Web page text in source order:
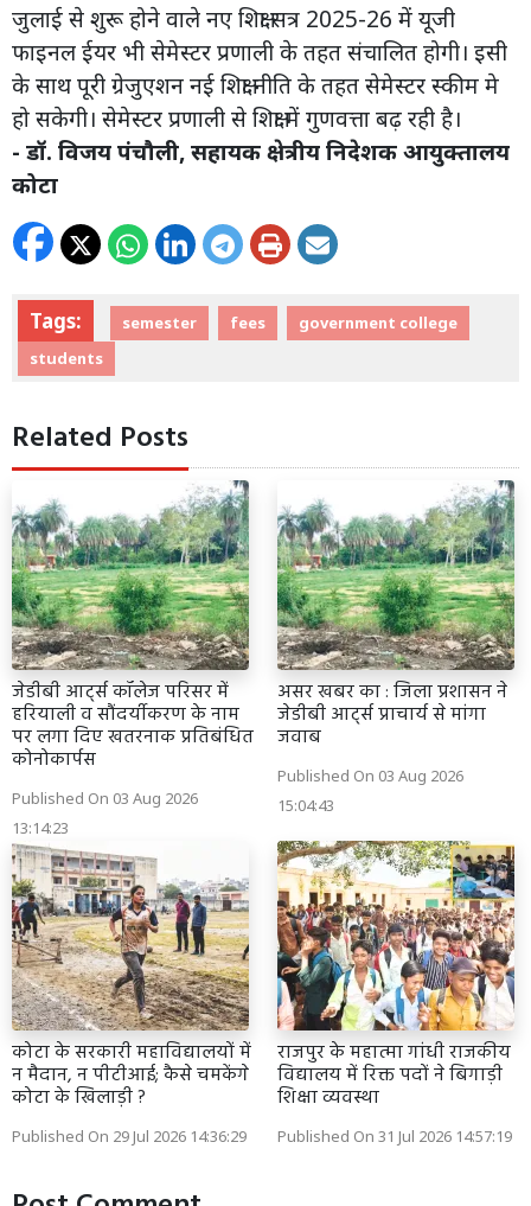
जुलाई से शुरू होने वाले नए शिक्षा सत्र 2025-26 में यूजी
फाइनल ईयर भी सेमेस्टर प्रणाली के तहत संचालित होगी। इसी
के साथ पूरी ग्रेजुएशन नई शिक्षा नीति के तहत सेमेस्टर स्कीम मे
हो सकेगी। सेमेस्टर प्रणाली से शिक्षा में गुणवत्ता बढ़ रही है।
- डॉ. विजय पंचौली, सहायक क्षेत्रीय निदेशक आयुक्तालय
कोटा
Tags: semester fees
government college
students
Related Posts
जेडीबी आर्ट्स कॉलेज परिसर में
हरियाली व सौंदर्यीकरण के नाम
पर लगा दिए खतरनाक प्रतिबंधित
कोनोकार्पस
Published On 03 Aug 2026
13:14:23
असर खबर का : जिला प्रशासन ने
जेडीबी आर्ट्स प्राचार्य से मांगा
जवाब
Published On 03 Aug 2026
15:04:43
कोटा के सरकारी महाविद्यालयों में
न मैदान, न पीटीआई; कैसे चमकेंगे
कोटा के खिलाड़ी ?
Published On 29 Jul 2026 14:36:29
राजपुर के महात्मा गांधी राजकीय
विद्यालय में रिक्त पदों ने बिगाड़ी
शिक्षा व्यवस्था
Published On 31 Jul 2026 14:57:19